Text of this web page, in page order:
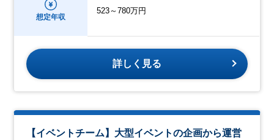
想定年収
523～780万円
詳しく見る
【イベントチーム】大型イベントの企画から運営